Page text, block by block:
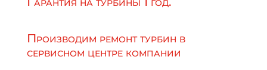
Производим ремонт турбин в
сервисном центре компании